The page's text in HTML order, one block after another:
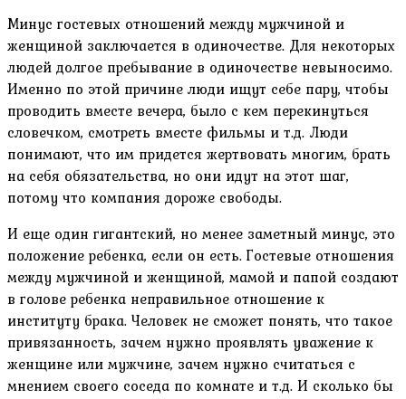
Минус гостевых отношений между мужчиной и
женщиной заключается в одиночестве. Для некоторых
людей долгое пребывание в одиночестве невыносимо.
Именно по этой причине люди ищут себе пару, чтобы
проводить вместе вечера, было с кем перекинуться
словечком, смотреть вместе фильмы и т.д. Люди
понимают, что им придется жертвовать многим, брать
на себя обязательства, но они идут на этот шаг,
потому что компания дороже свободы.
И еще один гигантский, но менее заметный минус, это
положение ребенка, если он есть. Гостевые отношения
между мужчиной и женщиной, мамой и папой создают
в голове ребенка неправильное отношение к
институту брака. Человек не сможет понять, что такое
привязанность, зачем нужно проявлять уважение к
женщине или мужчине, зачем нужно считаться с
мнением своего соседа по комнате и т.д. И сколько бы